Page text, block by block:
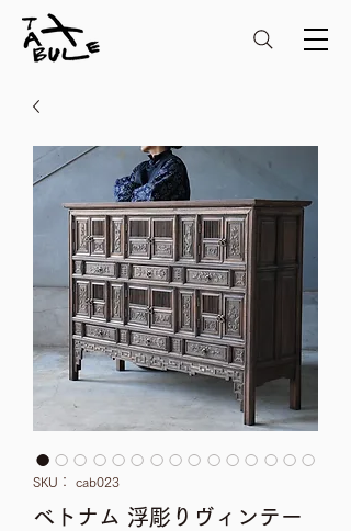
SKU： cab023
ベトナム 浮彫りヴィンテー